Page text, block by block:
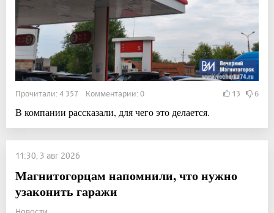
Прочитали: 4 357 Комментарии: 0 13 6
В компании рассказали, для чего это делается.
11:30, 3 авг 2026
Магнитогорцам напомнили, что нужно
узаконить гаражи